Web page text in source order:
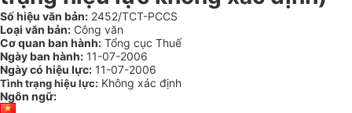
Số hiệu văn bản: 2452/TCT-PCCS
Loại văn bản: Công văn
Cơ quan ban hành: Tổng cục Thuế
Ngày ban hành: 11-07-2006
Ngày có hiệu lực: 11-07-2006
Tình trạng hiệu lực: Không xác định
Ngôn ngữ: